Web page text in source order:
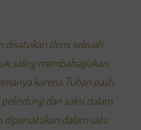
disatukan demi sebuah
saling membahagiakan.
karena Tuhan pasti
dan saksi dalam
dipersatukan dalam satu